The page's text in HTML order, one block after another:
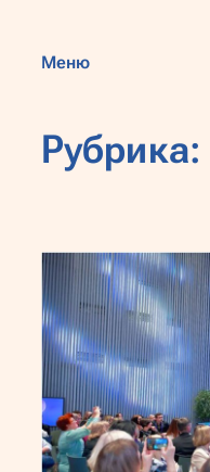
с
Меню
Рубрика: